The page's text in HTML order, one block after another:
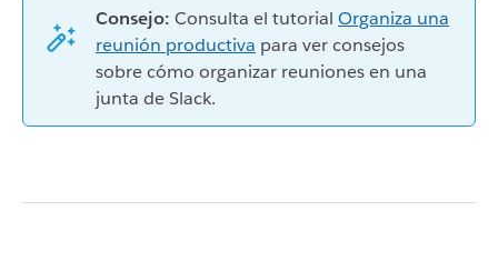
Consejo: Consulta el tutorial Organiza una
reunión productiva para ver consejos
sobre cómo organizar reuniones en una
junta de Slack.